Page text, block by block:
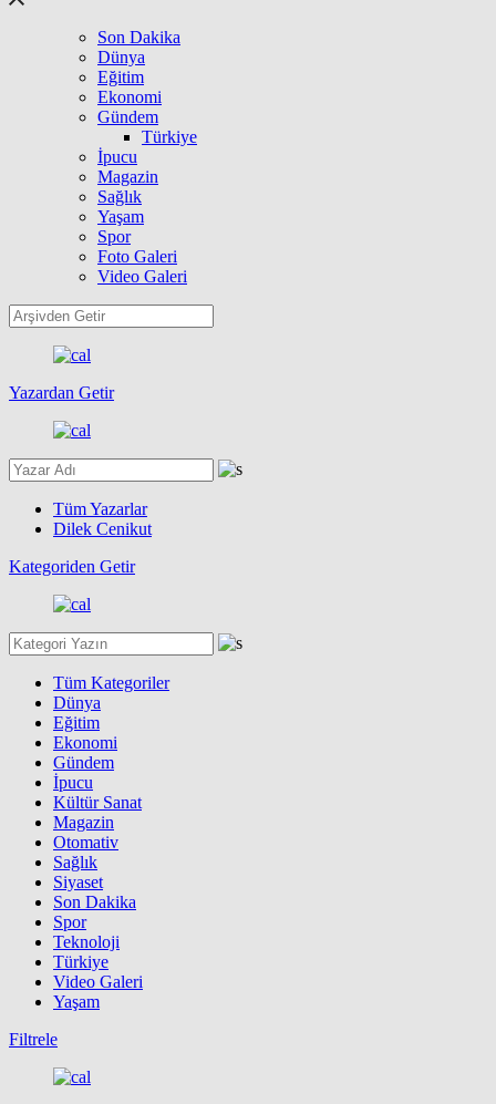
Son Dakika
Dünya
Eğitim
Ekonomi
Gündem
Türkiye
İpucu
Magazin
Sağlık
Yaşam
Spor
Foto Galeri
Video Galeri
Yazardan Getir
Tüm Yazarlar
Dilek Cenikut
Kategoriden Getir
Tüm Kategoriler
Dünya
Eğitim
Ekonomi
Gündem
İpucu
Kültür Sanat
Magazin
Otomativ
Sağlık
Siyaset
Son Dakika
Spor
Teknoloji
Türkiye
Video Galeri
Yaşam
Filtrele